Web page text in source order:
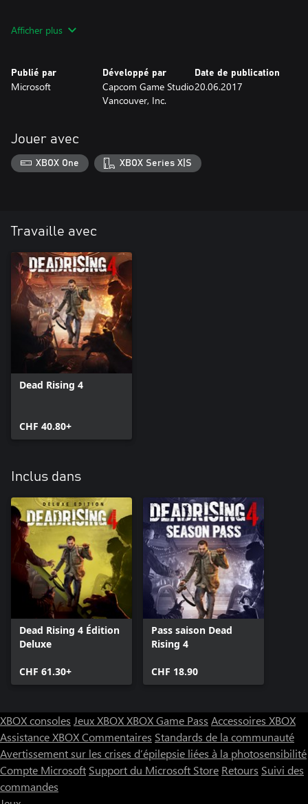
balles pour réussir différents parcours, alors que Frank West se
supérieur et éliminer des zombies avec classe (explosive), faites
des swings bas et éliminez à tout-va.
Afficher plus
Publié par
Microsoft
Développé par
Capcom Game Studio
Vancouver, Inc.
Date de publication
20.06.2017
Jouer avec
XBOX One XBOX Series X|S
Travaille avec
Dead Rising 4
CHF 40.80+
Inclus dans
Dead Rising 4 Édition
Deluxe
CHF 61.30+
Pass saison Dead
Rising 4
CHF 18.90
XBOX consoles Jeux XBOXXBOX Game Pass Accessoires XBOX
Assistance XBOXCommentaires Standards de la communauté
Avertissement sur les crises d’épilepsie liées à la photosensibilité
Compte Microsoft Support du Microsoft Store Retours Suivi des
commandes